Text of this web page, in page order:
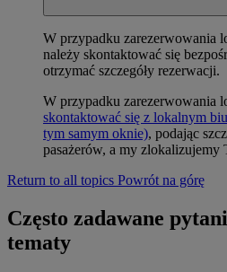
W przypadku zarezerwowania
należy skontaktować się
otrzymać szczegóły rezerwacji.
W przypadku zarezerwowania
skontaktować się z lokalnym
tym samym oknie), podając
pasażerów, a my zlokalizujemy
Return to all topics Powrót na górę
Często zadawane
tematy